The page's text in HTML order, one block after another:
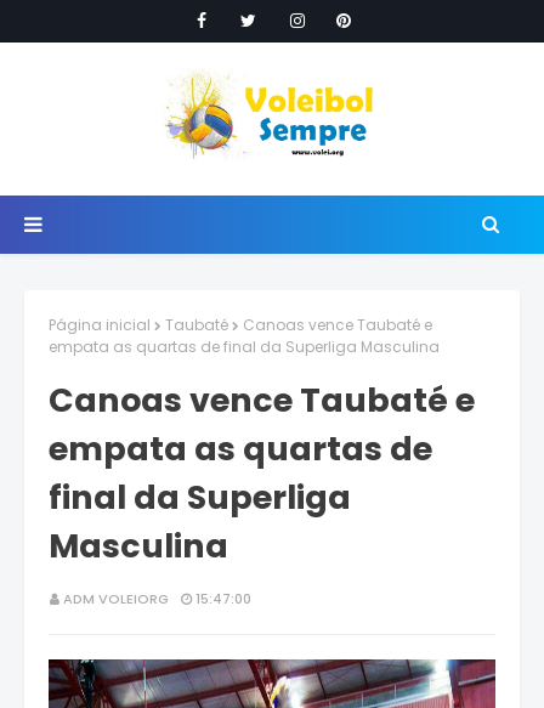
Página inicial Taubaté
Canoas vence Taubaté e
empata as quartas de final da Superliga Masculina
Canoas vence Taubaté e
empata as quartas de
final da Superliga
Masculina
ADM VOLEIORG 15:47:00